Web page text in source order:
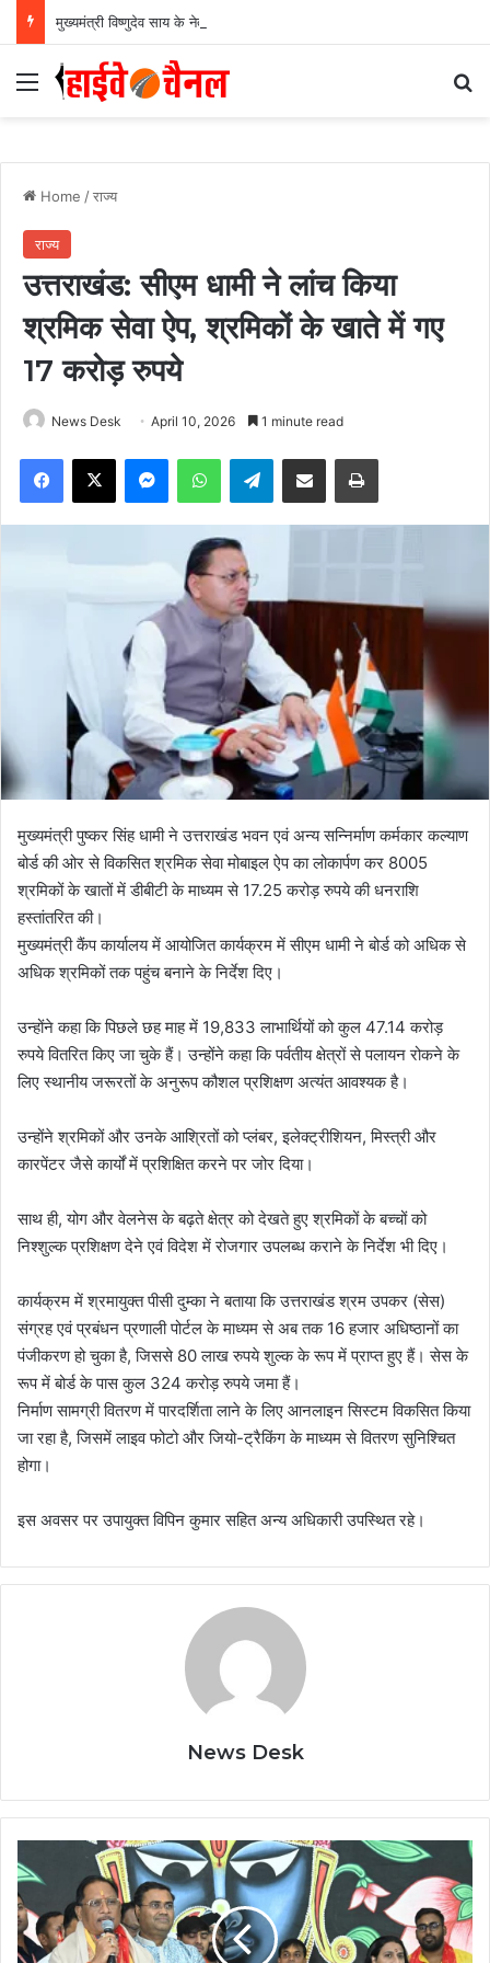
Menu
Home /राज्य
राज्य
उत्तराखंड: सीएम धामी ने लांच किया
श्रमिक सेवा ऐप, श्रमिकों के खाते में गए
17 करोड़ रुपये
News Desk April 10, 2026 1 minute read
Facebook
X MessengerWhatsAppTelegramShare via Email Print
मुख्यमंत्री पुष्कर सिंह धामी ने उत्तराखंड भवन एवं अन्य सन्निर्माण कर्मकार कल्याण
बोर्ड की ओर से विकसित श्रमिक सेवा मोबाइल ऐप का लोकार्पण कर 8005
श्रमिकों के खातों में डीबीटी के माध्यम से 17.25 करोड़ रुपये की धनराशि
हस्तांतरित की।
मुख्यमंत्री कैंप कार्यालय में आयोजित कार्यक्रम में सीएम धामी ने बोर्ड को अधिक से
अधिक श्रमिकों तक पहुंच बनाने के निर्देश दिए।
उन्होंने कहा कि पिछले छह माह में 19,833 लाभार्थियों को कुल 47.14 करोड़
रुपये वितरित किए जा चुके हैं। उन्होंने कहा कि पर्वतीय क्षेत्रों से पलायन रोकने के
लिए स्थानीय जरूरतों के अनुरूप कौशल प्रशिक्षण अत्यंत आवश्यक है।
उन्होंने श्रमिकों और उनके आश्रितों को प्लंबर, इलेक्ट्रीशियन, मिस्त्री और
कारपेंटर जैसे कार्यों में प्रशिक्षित करने पर जोर दिया।
साथ ही, योग और वेलनेस के बढ़ते क्षेत्र को देखते हुए श्रमिकों के बच्चों को
निश्शुल्क प्रशिक्षण देने एवं विदेश में रोजगार उपलब्ध कराने के निर्देश भी दिए।
कार्यक्रम में श्रमायुक्त पीसी दुम्का ने बताया कि उत्तराखंड श्रम उपकर (सेस)
संग्रह एवं प्रबंधन प्रणाली पोर्टल के माध्यम से अब तक 16 हजार अधिष्ठानों का
पंजीकरण हो चुका है, जिससे 80 लाख रुपये शुल्क के रूप में प्राप्त हुए हैं। सेस के
रूप में बोर्ड के पास कुल 324 करोड़ रुपये जमा हैं।
निर्माण सामग्री वितरण में पारदर्शिता लाने के लिए आनलाइन सिस्टम विकसित किया
जा रहा है, जिसमें लाइव फोटो और जियो-ट्रैकिंग के माध्यम से वितरण सुनिश्चित
होगा।
इस अवसर पर उपायुक्त विपिन कुमार सहित अन्य अधिकारी उपस्थित रहे।
News Desk
ही
सच्ची
पूजा
का